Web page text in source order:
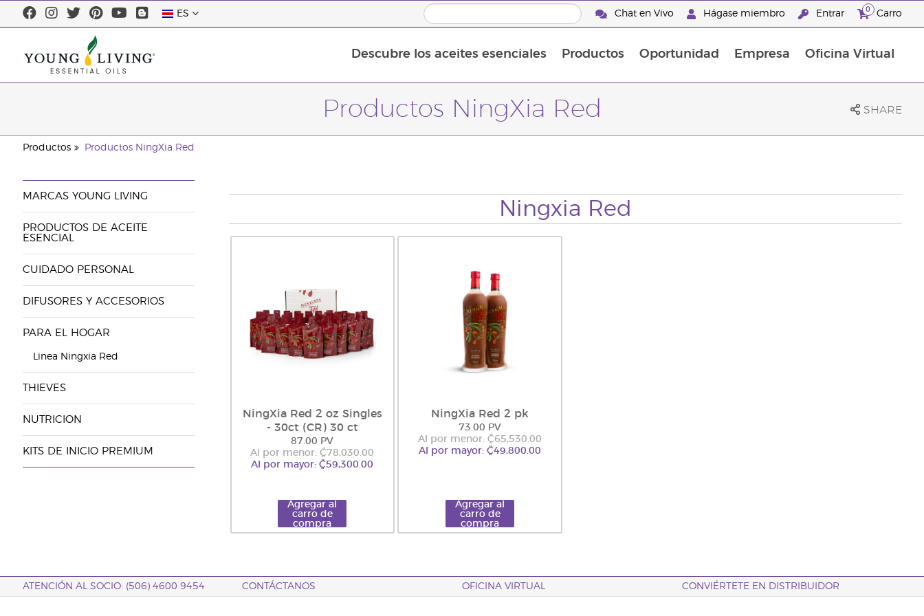
ES Chat en Vivo Hágase miembro Entrar 0 Carro
Descubre los aceites esenciales Productos Oportunidad Empresa Oficina Virtual
Productos NingXia Red SHARE
Productos Productos NingXia Red
MARCAS YOUNG LIVING
PRODUCTOS DE ACEITE
ESENCIAL
CUIDADO PERSONAL
DIFUSORES Y ACCESORIOS
PARA EL HOGAR
Linea Ningxia Red
THIEVES
NUTRICION
KITS DE INICIO PREMIUM
Ningxia Red
NingXia Red 2 oz Singles
- 30ct (CR) 30 ct
87.00 PV
Al por menor: ₡78,030.00
Al por mayor: ₡59,300.00
Agregar al
carro de
compra
NingXia Red 2 pk
73.00 PV
Al por menor: ₡65,530.00
Al por mayor: ₡49,800.00
Agregar al
carro de
compra
ATENCIÓN AL SOCIO: (506) 4600 9454 CONTÁCTANOS OFICINA VIRTUAL CONVIÉRTETE EN DISTRIBUIDOR